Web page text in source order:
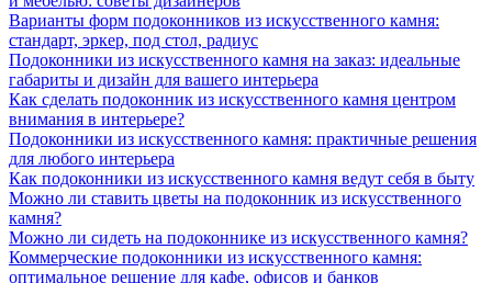
Варианты форм подоконников из искусственного камня:
стандарт, эркер, под стол, радиус
Подоконники из искусственного камня на заказ: идеальные
габариты и дизайн для вашего интерьера
Как сделать подоконник из искусственного камня центром
внимания в интерьере?
Подоконники из искусственного камня: практичные решения
для любого интерьера
Как подоконники из искусственного камня ведут себя в быту
Можно ли ставить цветы на подоконник из искусственного
камня?
Можно ли сидеть на подоконнике из искусственного камня?
Коммерческие подоконники из искусственного камня:
оптимальное решение для кафе, офисов и банков